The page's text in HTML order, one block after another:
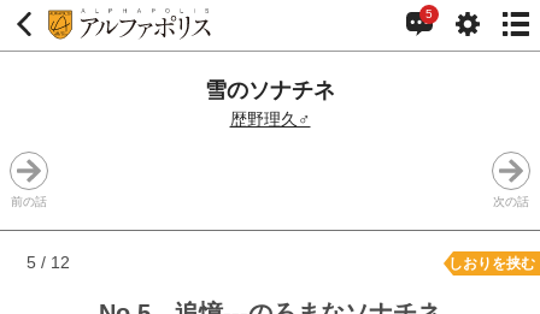
5
雪のソナチネ
歴野理久♂
前の話 次の話
5 / 12 しおりを挟む